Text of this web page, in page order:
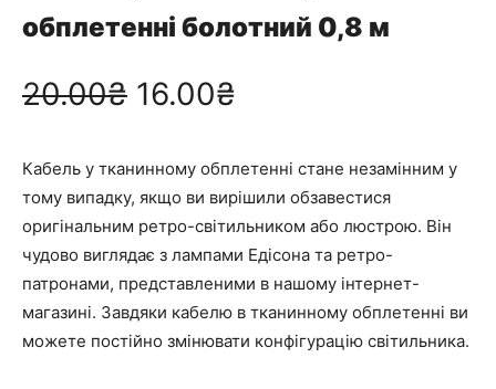
обплетенні болотний 0,8 м
20.00₴ О
и
г
і
16.00₴
т
о
ч
Кабель у тканинному обплетенні стане незамінним у
тому випадку, якщо ви вирішили обзавестися
оригінальним ретро-світильником або люстрою. Він
чудово виглядає з лампами Едісона та ретро-
патронами, представленими в нашому інтернет-
магазині. Завдяки кабелю в тканинному обплетенні ви
можете постійно змінювати конфігурацію світильника.